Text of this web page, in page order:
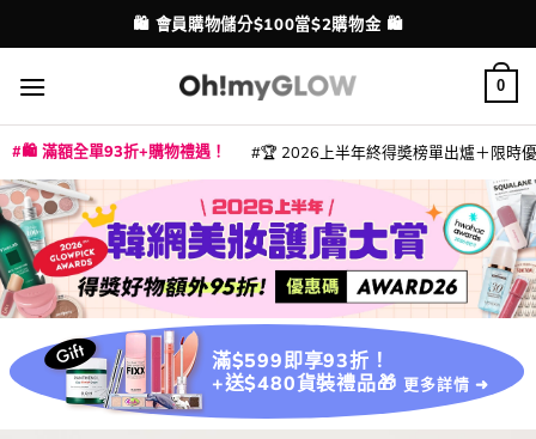
to
content
配送港澳
💳 支援消費券、FPS、八達通、PAYME、信用卡付款
0
🛍️ 滿額全單93折+購物禮遇！ 🏆 2026上半年終得奬榜單出爐＋限時
滿$599即享93折！
+送$480貨裝禮品🎁 更多詳情 ➜